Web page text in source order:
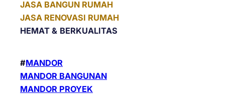
JASA BANGUN RUMAH
JASA RENOVASI RUMAH
HEMAT & BERKUALITAS
#MANDOR
MANDOR BANGUNAN
MANDOR PROYEK